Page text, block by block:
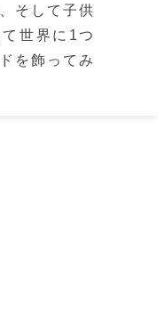
そして子供
世界に1つ
を飾ってみ